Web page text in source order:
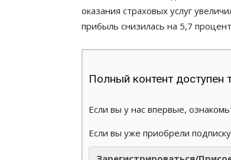
оказания страховых услуг
прибыль снизилась на 5,7
Полный контент доступен
Если вы у нас впервые,
Если вы уже приобрели